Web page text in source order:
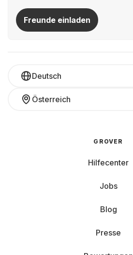
Freunde einladen
Deutsch
Österreich
GROVER
Hilfecenter
Jobs
Blog
Presse